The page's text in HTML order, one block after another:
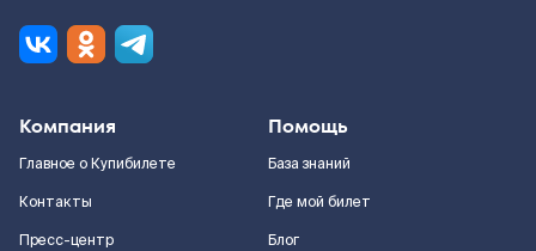
Компания
Главное о Купибилете
Контакты
Пресс-центр
Помощь
База знаний
Где мой билет
Блог